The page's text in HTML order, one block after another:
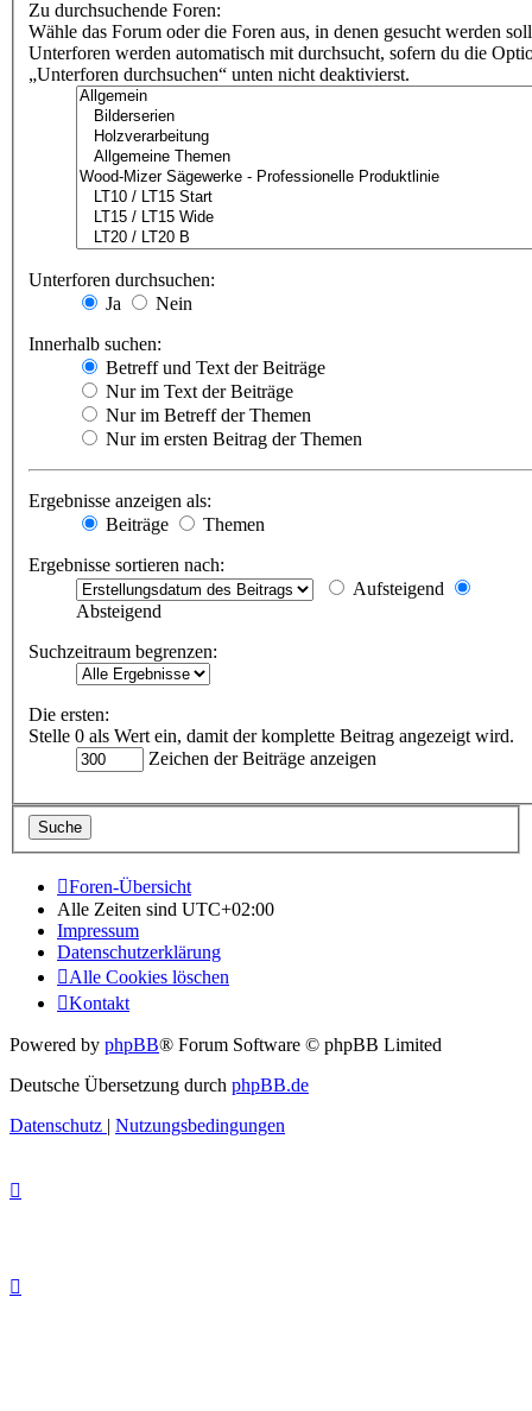
Zu durchsuchende Foren:
Wähle das Forum oder die Foren aus, in denen gesucht werden
Unterforen werden automatisch mit durchsucht, sofern du die
„Unterforen durchsuchen“ unten nicht deaktivierst.
Unterforen durchsuchen:
Ja
Nein
Innerhalb suchen:
Betreff und Text der Beiträge
Nur im Text der Beiträge
Nur im Betreff der Themen
Nur im ersten Beitrag der Themen
Ergebnisse anzeigen als:
Beiträge
Themen
Ergebnisse sortieren nach:
Aufsteigend
Absteigend
Suchzeitraum begrenzen:
Die ersten:
Stelle 0 als Wert ein, damit der komplette Beitrag angezeigt wird.
Zeichen der Beiträge anzeigen
Foren-Übersicht
Alle Zeiten sind UTC+02:00
Impressum
Datenschutzerklärung
Alle Cookies löschen
Kontakt
Powered by phpBB® Forum Software © phpBB Limited
Deutsche Übersetzung durch phpBB.de
Datenschutz | Nutzungsbedingungen